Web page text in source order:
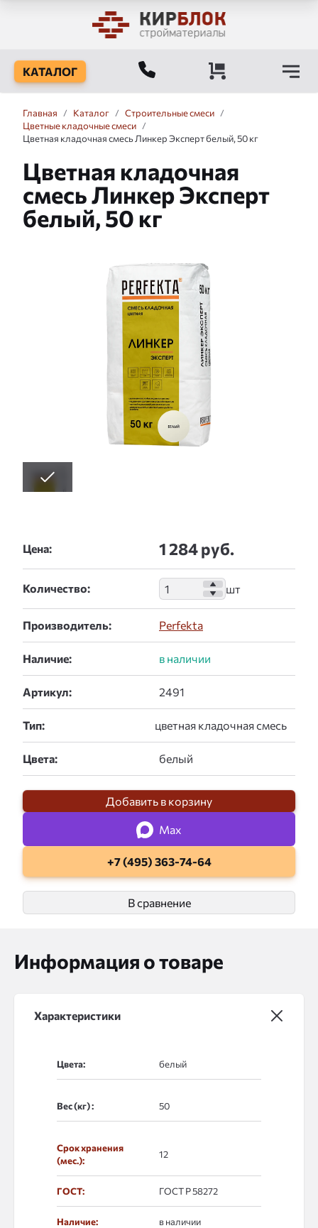
КАТАЛОГ
Главная / Каталог / Строительные смеси /
Цветные кладочные смеси /
Цветная кладочная смесь Линкер Эксперт белый, 50 кг
Цветная кладочная
смесь Линкер Эксперт
белый, 50 кг
Цена: 1 284 руб.
Количество:
Производитель: Perfekta
Наличие:
Артикул:
Тип:
Цвета:
Добавить в корзину
Max
+7 (495) 363-74-64
В сравнение
Информация о товаре
Характеристики
Цвета:
Вес (кг) :
Срок хранения
(мес.):
12
ГОСТ: ГОСТ Р 58272
Наличие: в наличии